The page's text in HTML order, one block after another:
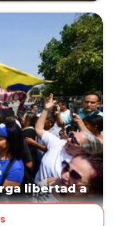
libertad a